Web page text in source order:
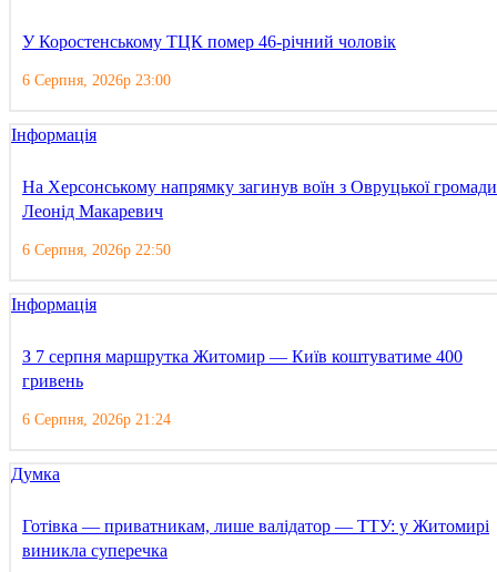
У Коростенському ТЦК помер 46-річний чоловік
6 Серпня, 2026р 23:00
Інформація
На Херсонському напрямку загинув воїн з Овруцької громади
Леонід Макаревич
6 Серпня, 2026р 22:50
Інформація
З 7 серпня маршрутка Житомир — Київ коштуватиме 400
гривень
6 Серпня, 2026р 21:24
Думка
Готівка — приватникам, лише валідатор — ТТУ: у Житомирі
виникла суперечка